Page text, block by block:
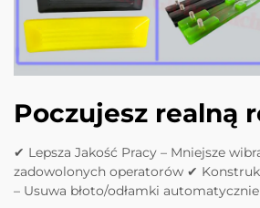
Poczujesz realną
✔ Lepsza Jakość Pracy – Mniejsze
zadowolonych operatorów ✔
– Usuwa błoto/odłamki automatycznie